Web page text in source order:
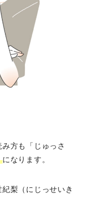
方も「じゅっさ
になります。
梨（にじっせいき